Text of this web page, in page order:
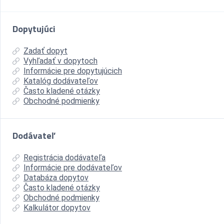
Dopytujúci
Zadať dopyt
Vyhľadať v dopytoch
Informácie pre dopytujúcich
Katalóg dodávateľov
Často kladené otázky
Obchodné podmienky
Dodávateľ
Registrácia dodávateľa
Informácie pre dodávateľov
Databáza dopytov
Často kladené otázky
Obchodné podmienky
Kalkulátor dopytov